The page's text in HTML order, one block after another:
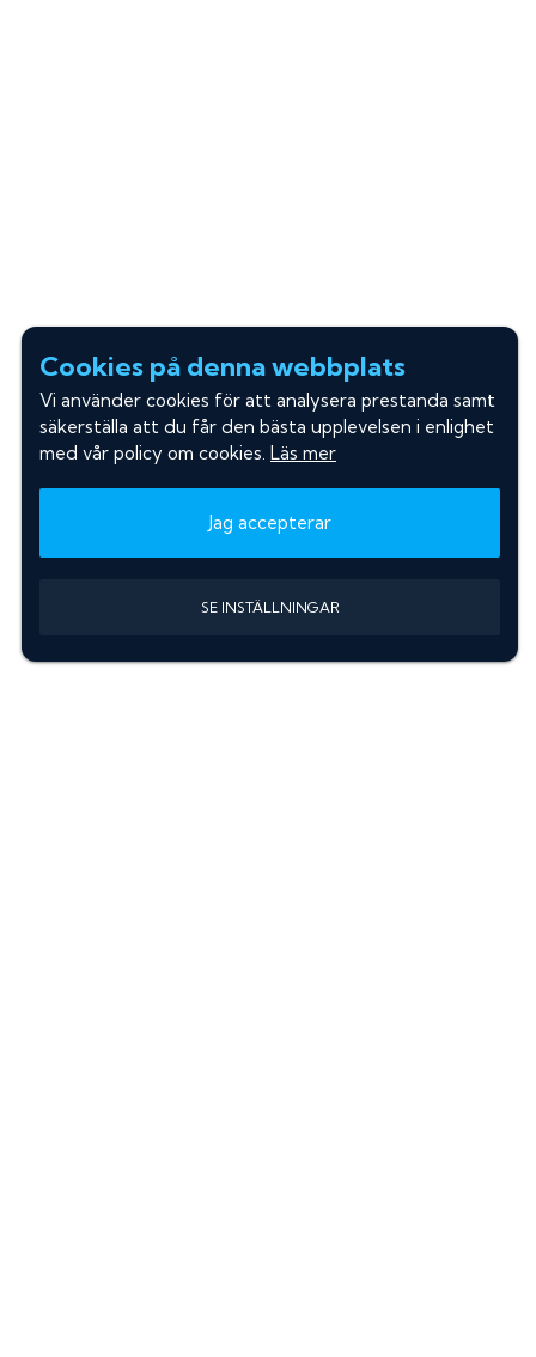
Cookies på denna webbplats
Vi använder cookies för att analysera prestanda samt
säkerställa att du får den bästa upplevelsen i enlighet
med vår policy om cookies. Läs mer
Jag accepterar
SE INSTÄLLNINGAR